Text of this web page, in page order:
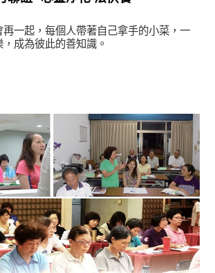
一起，每個人帶著自己拿手的小菜，一
成為彼此的善知識。
學習分享